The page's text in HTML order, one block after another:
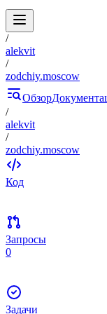
/
alekvit
/
zodchiy.moscow
Обзор
/
alekvit
/
zodchiy.moscow
Код
Запросы
0
Задачи